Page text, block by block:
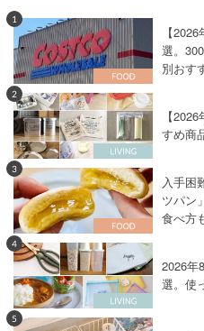
1
【
選。
別おす
2
【
すめ商
3
入手困
ツパン
食べ方
4
2026年
選。使
5